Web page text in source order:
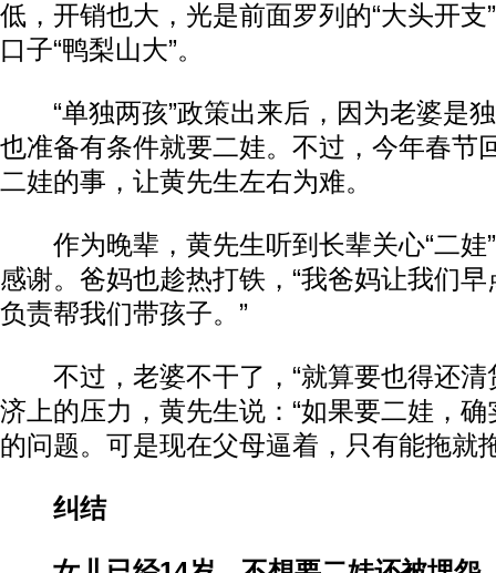
低，开销也大，光是前面罗列的“大头开支
口子“鸭梨山大”。
“单独两孩”政策出来后，因为老婆是
也准备有条件就要二娃。不过，今年春节
二娃的事，让黄先生左右为难。
作为晚辈，黄先生听到长辈关心“二娃
感谢。爸妈也趁热打铁，“我爸妈让我们
负责帮我们带孩子。”
不过，老婆不干了，“就算要也得还清
济上的压力，黄先生说：“如果要二娃，
的问题。可是现在父母逼着，只有能拖就
纠结